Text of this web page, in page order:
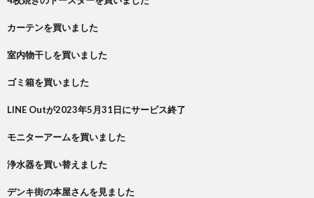
カーテンを買いました
室内物干しを買いました
ゴミ箱を買いました
LINE Outが2023年5月31日にサービス終了
モニターアームを買いました
浄水器を買い替えました
デンキ街の本屋さんを見ました